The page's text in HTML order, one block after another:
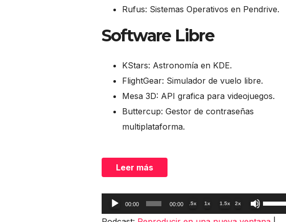
Rufus: Sistemas Operativos en Pendrive.
Software Libre
KStars: Astronomía en KDE.
FlightGear: Simulador de vuelo libre.
Mesa 3D: API grafica para videojuegos.
Buttercup: Gestor de contraseñas
multiplataforma.
Leer más
Reproductor
de
00:00 00:00 .5x 1x 1.5x 2x
Utiliza
las